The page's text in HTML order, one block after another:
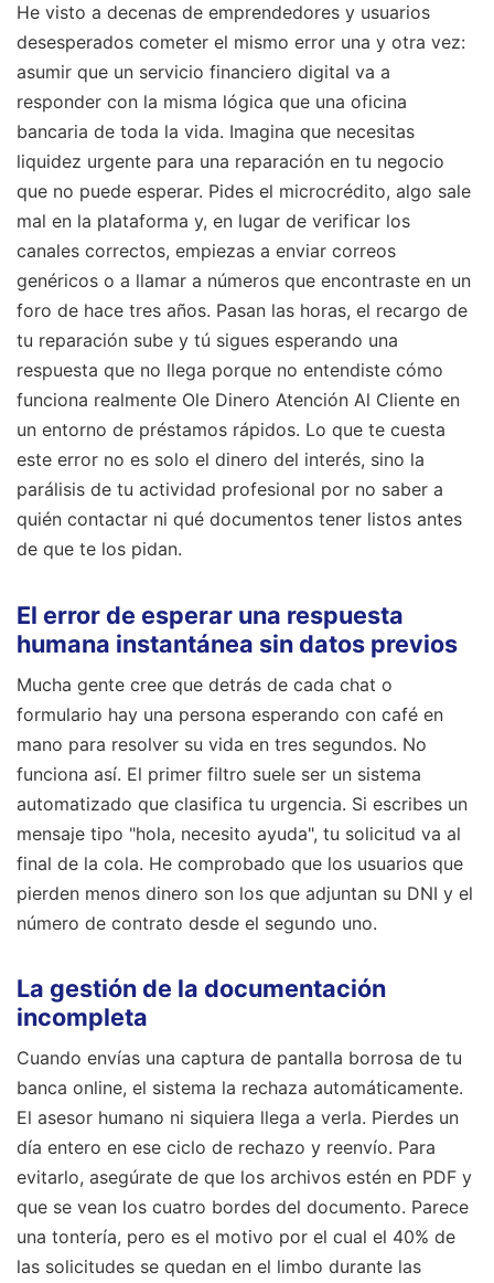
He visto a decenas de emprendedores y usuarios
desesperados cometer el mismo error una y otra vez:
asumir que un servicio financiero digital va a
responder con la misma lógica que una oficina
bancaria de toda la vida. Imagina que necesitas
liquidez urgente para una reparación en tu negocio
que no puede esperar. Pides el microcrédito, algo sale
mal en la plataforma y, en lugar de verificar los
canales correctos, empiezas a enviar correos
genéricos o a llamar a números que encontraste en un
foro de hace tres años. Pasan las horas, el recargo de
tu reparación sube y tú sigues esperando una
respuesta que no llega porque no entendiste cómo
funciona realmente Ole Dinero Atención Al Cliente en
un entorno de préstamos rápidos. Lo que te cuesta
este error no es solo el dinero del interés, sino la
parálisis de tu actividad profesional por no saber a
quién contactar ni qué documentos tener listos antes
de que te los pidan.
El error de esperar una respuesta
humana instantánea sin datos previos
Mucha gente cree que detrás de cada chat o
formulario hay una persona esperando con café en
mano para resolver su vida en tres segundos. No
funciona así. El primer filtro suele ser un sistema
automatizado que clasifica tu urgencia. Si escribes un
mensaje tipo "hola, necesito ayuda", tu solicitud va al
final de la cola. He comprobado que los usuarios que
pierden menos dinero son los que adjuntan su DNI y el
número de contrato desde el segundo uno.
La gestión de la documentación
incompleta
Cuando envías una captura de pantalla borrosa de tu
banca online, el sistema la rechaza automáticamente.
El asesor humano ni siquiera llega a verla. Pierdes un
día entero en ese ciclo de rechazo y reenvío. Para
evitarlo, asegúrate de que los archivos estén en PDF y
que se vean los cuatro bordes del documento. Parece
una tontería, pero es el motivo por el cual el 40% de
las solicitudes se quedan en el limbo durante las